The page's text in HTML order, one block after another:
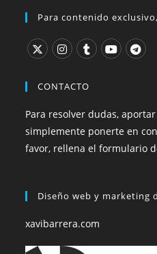
Para contenido
CONTACTO
Para resolver dudas,
simplemente ponerte en
favor, rellena el formulario
Diseño web y marketing
xavibarrera.com